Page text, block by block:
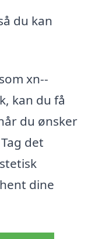
du kan
xn--
kan du få
du ønsker
det
dine